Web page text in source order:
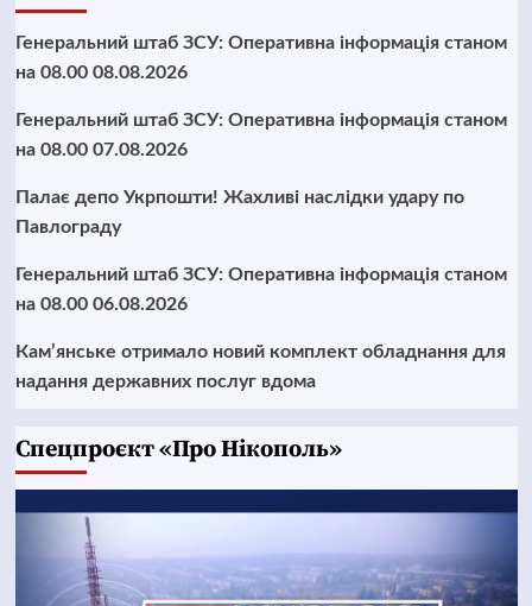
Генеральний штаб ЗСУ: Оперативна інформація станом
на 08.00 08.08.2026
Генеральний штаб ЗСУ: Оперативна інформація станом
на 08.00 07.08.2026
Палає депо Укрпошти! Жахливі наслідки удару по
Павлограду
Генеральний штаб ЗСУ: Оперативна інформація станом
на 08.00 06.08.2026
Кам’янське отримало новий комплект обладнання для
надання державних послуг вдома
Cпецпроєкт «Про Нікополь»